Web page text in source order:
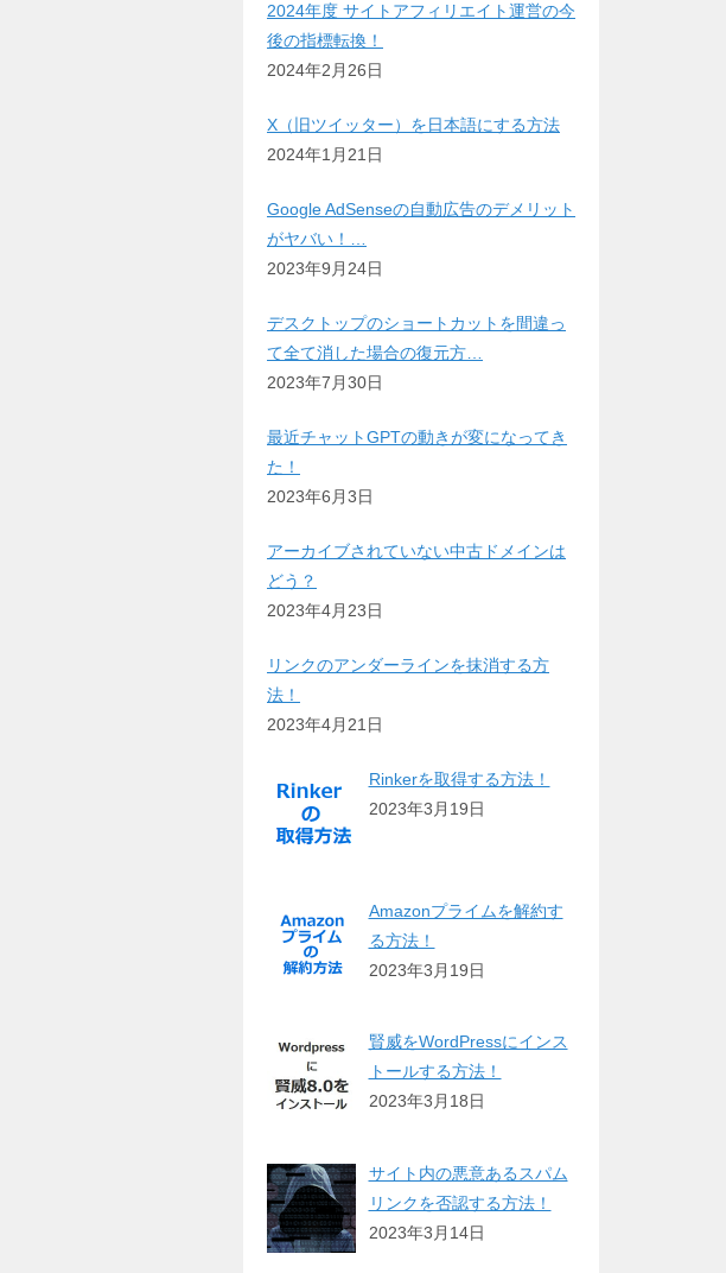
2024年度 サイトアフィリエイト運営の今
後の指標転換！
2024年2月26日
X（旧ツイッター）を日本語にする方法
2024年1月21日
Google AdSenseの自動広告のデメリット
がヤバい！…
2023年9月24日
デスクトップのショートカットを間違っ
て全て消した場合の復元方…
2023年7月30日
最近チャットGPTの動きが変になってき
た！
2023年6月3日
アーカイブされていない中古ドメインは
どう？
2023年4月23日
リンクのアンダーラインを抹消する方
法！
2023年4月21日
Rinkerを取得する方法！
2023年3月19日
Amazonプライムを解約す
る方法！
2023年3月19日
賢威をWordPressにインス
トールする方法！
2023年3月18日
サイト内の悪意あるスパム
リンクを否認する方法！
2023年3月14日